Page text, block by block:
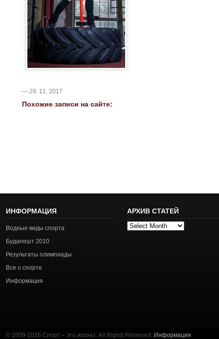
— 29. 11. 2017
Похожие записи на сайте:
ИНФОРМАЦИЯ
Водные виды спорта
Будапешт 2010
Результаты олимпиады
Все о спорте
Информация
АРХИВ СТАТЕЙ
Архив
© 2009-2026 Спорт – это жизнь!. All Rights Reserved. Информация